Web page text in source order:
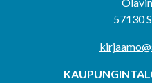
57130